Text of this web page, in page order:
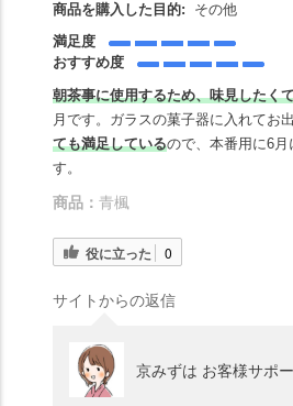
商品を購入した目的:
その他
満足度
おすすめ度
朝茶事に使用するため、味見したく
月です。ガラスの菓子器に入れてお
ても満足しているので、本番用に6
す。
商品： 青楓
役に立った 0
サイトからの返信
京みずは お客様サポ